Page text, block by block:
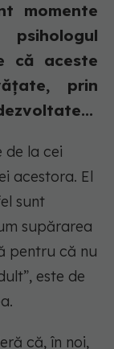
momente
că aceste
prin
de la cei
acestora. El
sunt
supărarea
pentru că nu
este de
că, în noi,